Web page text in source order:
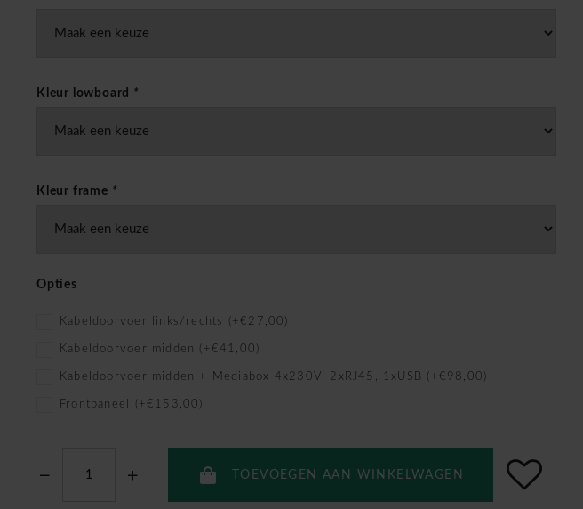
Kleur lowboard *
Kleur frame *
Opties
Kabeldoorvoer links/rechts (+€27,00)
Kabeldoorvoer midden (+€41,00)
Kabeldoorvoer midden + Mediabox 4x230V, 2xRJ45, 1xUSB (+€98,00)
Frontpaneel (+€153,00)
TOEVOEGEN AAN WINKELWAGEN